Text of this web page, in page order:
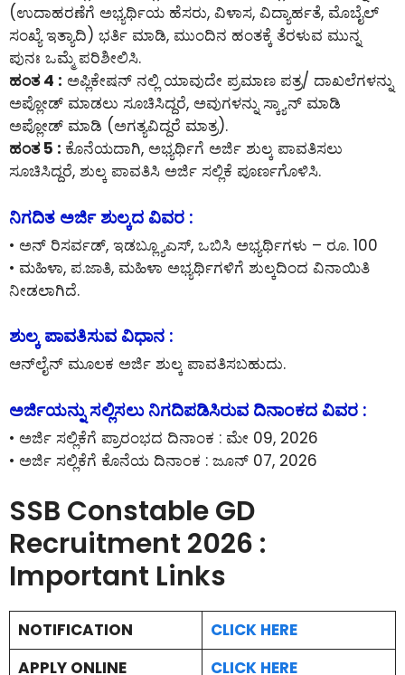
(ಉದಾಹರಣೆಗೆ ಅಭ್ಯರ್ಥಿಯ ಹೆಸರು, ವಿಳಾಸ, ವಿದ್ಯಾರ್ಹತೆ, ಮೊಬೈಲ್
ಸಂಖ್ಯೆ ಇತ್ಯಾದಿ) ಭರ್ತಿ ಮಾಡಿ, ಮುಂದಿನ ಹಂತಕ್ಕೆ ತೆರಳುವ ಮುನ್ನ
ಪುನಃ ಒಮ್ಮೆ ಪರಿಶೀಲಿಸಿ.
ಹಂತ 4 : ಅಪ್ಲಿಕೇಷನ್ ನಲ್ಲಿ ಯಾವುದೇ ಪ್ರಮಾಣ ಪತ್ರ/ ದಾಖಲೆಗಳನ್ನು
ಅಪ್ಲೋಡ್ ಮಾಡಲು ಸೂಚಿಸಿದ್ದರೆ, ಅವುಗಳನ್ನು ಸ್ಕ್ಯಾನ್ ಮಾಡಿ
ಅಪ್ಲೋಡ್ ಮಾಡಿ (ಅಗತ್ಯವಿದ್ದರೆ ಮಾತ್ರ).
ಹಂತ 5 : ಕೊನೆಯದಾಗಿ, ಅಭ್ಯರ್ಥಿಗೆ ಅರ್ಜಿ ಶುಲ್ಕ ಪಾವತಿಸಲು
ಸೂಚಿಸಿದ್ದರೆ, ಶುಲ್ಕ ಪಾವತಿಸಿ ಅರ್ಜಿ ಸಲ್ಲಿಕೆ ಪೂರ್ಣಗೊಳಿಸಿ.
ನಿಗದಿತ ಅರ್ಜಿ ಶುಲ್ಕದ ವಿವರ :
• ಅನ್ ರಿಸರ್ವಡ್, ಇಡಬ್ಲ್ಯೂಎಸ್, ಒಬಿಸಿ ಅಭ್ಯರ್ಥಿಗಳು – ರೂ. 100
• ಮಹಿಳಾ, ಪ.ಜಾತಿ, ಮಹಿಳಾ ಅಭ್ಯರ್ಥಿಗಳಿಗೆ ಶುಲ್ಕದಿಂದ ವಿನಾಯಿತಿ
ನೀಡಲಾಗಿದೆ.
ಶುಲ್ಕ ಪಾವತಿಸುವ ವಿಧಾನ :
ಆನ್‌ಲೈನ್‌ ಮೂಲಕ ಅರ್ಜಿ ಶುಲ್ಕ ಪಾವತಿಸಬಹುದು.
ಅರ್ಜಿಯನ್ನು ಸಲ್ಲಿಸಲು ನಿಗದಿಪಡಿಸಿರುವ ದಿನಾಂಕದ ವಿವರ :
• ಅರ್ಜಿ ಸಲ್ಲಿಕೆಗೆ ಪ್ರಾರಂಭದ ದಿನಾಂಕ : ಮೇ 09, 2026
• ಅರ್ಜಿ ಸಲ್ಲಿಕೆಗೆ ಕೊನೆಯ ದಿನಾಂಕ : ಜೂನ್ 07, 2026
SSB Constable GD
Recruitment 2026 :
Important Links
NOTIFICATION
CLICK HERE
APPLY ONLINE
CLICK HERE